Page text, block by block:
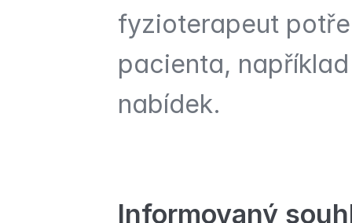
fyzioterapeut
pacienta,
nabídek.
Informovaný